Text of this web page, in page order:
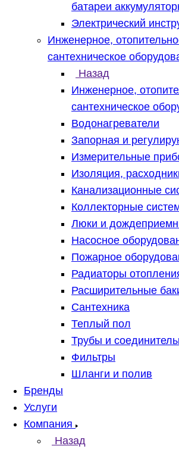
батареи
Электрический
Инженерное,
сантехническое
Назад
Инженерное,
сантехническое
Водонагреватели
Запорная и
Измерительные
Изоляция,
Канализационные
Коллекторные
Люки и
Насосное
Пожарное
Радиаторы
Расширительные
Сантехника
Теплый пол
Трубы и
Фильтры
Шланги и полив
Бренды
Услуги
Компания
Назад